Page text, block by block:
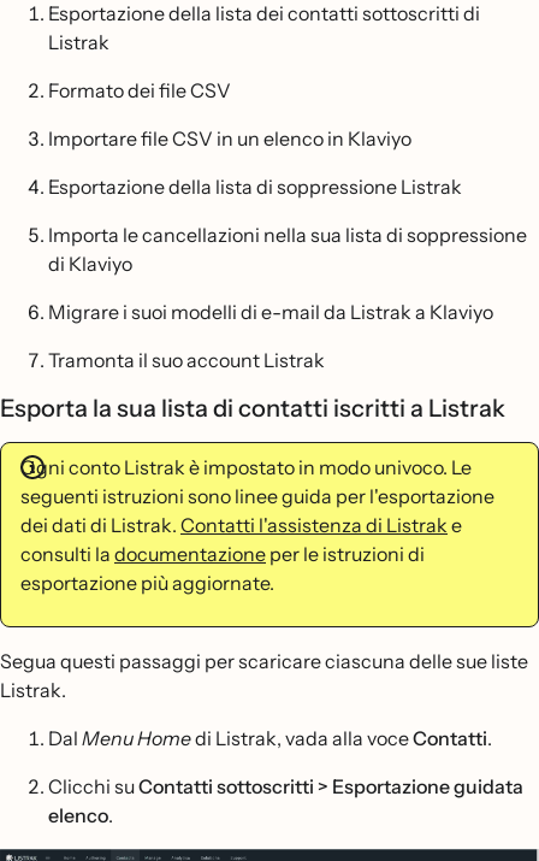
Esportazione della lista dei contatti sottoscritti di
Listrak
Formato dei file CSV
Importare file CSV in un elenco in Klaviyo
Esportazione della lista di soppressione Listrak
Importa le cancellazioni nella sua lista di soppressione
di Klaviyo
Migrare i suoi modelli di e-mail da Listrak a Klaviyo
Tramonta il suo account Listrak
Esporta la sua lista di contatti iscritti a Listrak
Ogni conto Listrak è impostato in modo univoco. Le
seguenti istruzioni sono linee guida per l'esportazione
dei dati di Listrak. Contatti l'assistenza di Listrak e
consulti la documentazione per le istruzioni di
esportazione più aggiornate.
Segua questi passaggi per scaricare ciascuna delle sue liste
Listrak.
Dal Menu Homedi Listrak, vada alla voceContatti.
Clicchi suContatti sottoscritti > Esportazione guidata
elenco.